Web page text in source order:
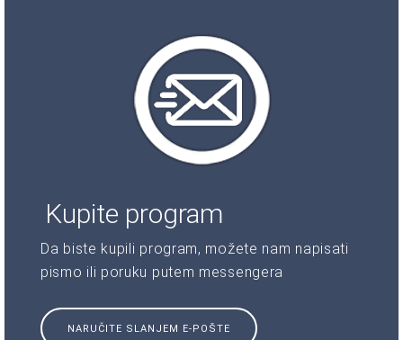
Kupite program
Da biste kupili program, možete nam napisati
pismo ili poruku putem messengera
NARUČITE SLANJEM E-POŠTE